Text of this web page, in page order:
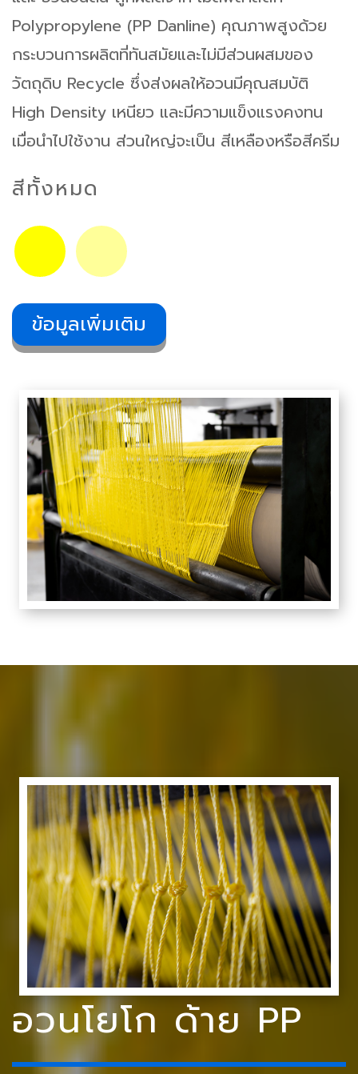
Polypropylene (PP Danline) คุณภาพสูงด้วย
กระบวนการผลิตที่ทันสมัยและไม่มีส่วนผสมของ
วัตถุดิบ Recycle ซึ่งส่งผลให้อวนมีคุณสมบัติ
High Density เหนียว และมีความแข็งแรงคงทน
เมื่อนำไปใช้งาน ส่วนใหญ่จะเป็น สีเหลืองหรือสีครีม
สีทั้งหมด
ข้อมูลเพิ่มเติม
อวนโยโก ด้าย PP